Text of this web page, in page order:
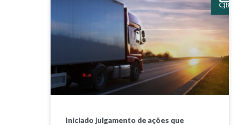
Iniciado julgamento de ações que